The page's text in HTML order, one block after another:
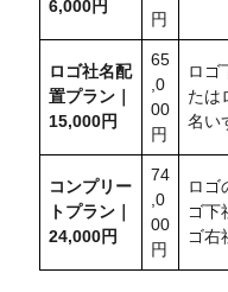
6,000円
円
ロゴ社名配
置プラン｜
15,000円
65
,0
00
円
ロゴ
たは
名い
コンプリー
トプラン｜
24,000円
74
,0
00
円
ロゴ
ゴ下
ゴ右